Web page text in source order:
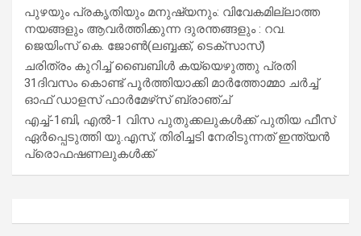
പുഴയും പ്രകൃതിയും മനുഷ്യനും: വിവേകമില്ലാത്ത
നയങ്ങളും ആവർത്തിക്കുന്ന ദുരന്തങ്ങളും : റവ.
ജെയിംസ് കെ. ജോൺ(ലബ്ബക്ക്, ടെക്സാസ്)
ചരിത്രം കുറിച്ച് ബൈബിൾ കയ്യെഴുത്തു പ്രതി
31ദിവസം കൊണ്ട് പൂർത്തിയാക്കി മാർത്തോമ്മാ ചർച്ച്
ഓഫ് ഡാളസ് ഫാർമേഴ്‌സ് ബ്രാഞ്ച്
എച്ച്-1ബി, എൽ-1 വിസ പുതുക്കലുകൾക്ക് പുതിയ ഫീസ്
ഏർപ്പെടുത്തി യു.എസ്; തിരിച്ചടി നേരിടുന്നത് ഇന്ത്യൻ
പ്രൊഫഷണലുകൾക്ക്